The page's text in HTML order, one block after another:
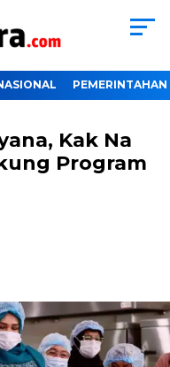
PEMERINTAHAN
Kak Na
Program